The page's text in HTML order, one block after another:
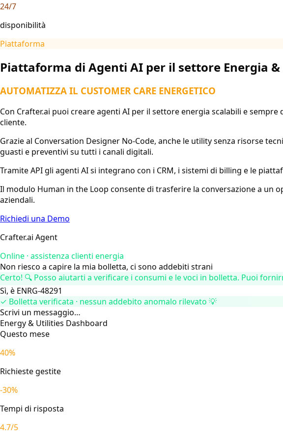
24/7
disponibilità
Piattaforma
Piattaforma di Agenti AI per il settore Energia
AUTOMATIZZA IL CUSTOMER CARE ENERGETICO
Con Crafter.ai puoi creare agenti AI per il settore energia scalabili e
cliente.
Grazie al Conversation Designer No-Code, anche le utility senza risorse
guasti e preventivi su tutti i canali digitali.
Tramite API gli agenti AI si integrano con i CRM, i sistemi di billing e le
Il modulo Human in the Loop consente di trasferire la conversazione a un
aziendali.
Richiedi una Demo
Crafter.ai Agent
Online · assistenza clienti energia
Non riesco a capire la mia bolletta, ci sono addebiti strani
Certo! 🔍 Posso aiutarti a verificare i consumi e le voci in bolletta. Puoi
Sì, è ENRG-48291
✓ Bolletta verificata · nessun addebito anomalo rilevato 💡
Scrivi un messaggio…
Energy & Utilities Dashboard
Questo mese
40%
Richieste gestite
-30%
Tempi di risposta
4.7/5